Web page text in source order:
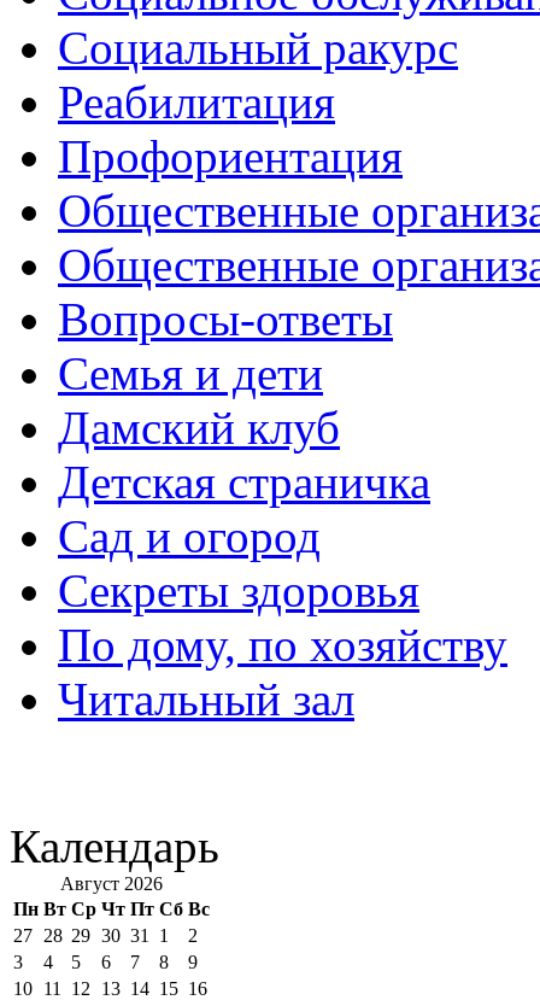
Социальный ракурс
Реабилитация
Профориентация
Общественные
Общественные
Вопросы-ответы
Семья и дети
Дамский клуб
Детская страничка
Сад и огород
Секреты здоровья
По дому, по хозяйству
Читальный зал
Календарь
Август 2026
Пн Вт Ср Чт Пт Сб Вс
27 28 29 30 31 1
2
3
4 5 6 7 8
9
10 11 12 13 14 15 16